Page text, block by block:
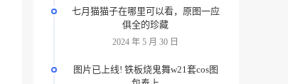
七月猫猫子在哪里可以看，原图一应
俱全的珍藏
2024 年 5 月 30 日
图片已上线! 铁板烧鬼舞w21套cos图